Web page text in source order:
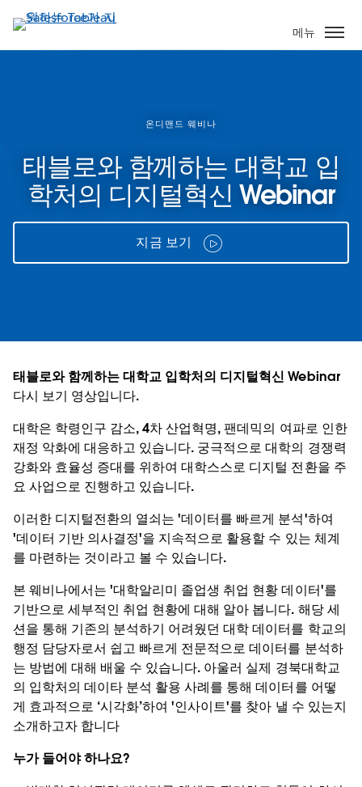
요
콘
메뉴
온디맨드 웨비나
태블로와 함께하는 대학교 입
학처의 디지털혁신 Webinar
지금 보기
태블로와 함께하는 대학교 입학처의 디지털혁신 Webinar
다시 보기 영상입니다.
대학은 학령인구 감소, 4차 산업혁명, 팬데믹의 여파로 인한
재정 악화에 대응하고 있습니다. 궁극적으로 대학의 경쟁력
강화와 효율성 증대를 위하여 대학스스로 디지털 전환을 주
요 사업으로 진행하고 있습니다.
이러한 디지털전환의 열쇠는 '데이터를 빠르게 분석'하여
'데이터 기반 의사결정'을 지속적으로 활용할 수 있는 체계
를 마련하는 것이라고 볼 수 있습니다.
본 웨비나에서는 '대학알리미 졸업생 취업 현황 데이터'를
기반으로 세부적인 취업 현황에 대해 알아 봅니다. 해당 세
션을 통해 기존의 분석하기 어려웠던 대학 데이터를 학교의
행정 담당자로서 쉽고 빠르게 전문적으로 데이터를 분석하
는 방법에 대해 배울 수 있습니다. 아울러 실제 경북대학교
의 입학처의 데이타 분석 활용 사례를 통해 데이터를 어떻
게 효과적으로 ‘시각화’하여 '인사이트'를 찾아 낼 수 있는지
소개하고자 합니다
누가 들어야 하나요?